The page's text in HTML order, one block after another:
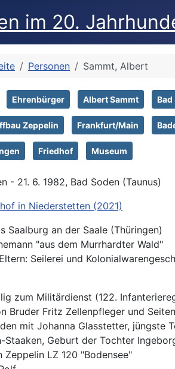
im 20.
Personen Sammt, Albert
Ehrenbürger Albert Sammt Bad
Zeppelin Frankfurt/Main
Friedhof Museum
- 21. 6. 1982, Bad Soden (Taunus)
in Niederstetten (2021)
Saalburg an der Saale (Thüringen)
"aus dem Murrhardter Wald"
Seilerei und
zum Militärdienst (122.
Bruder Fritz Zellenpfleger und
mit Johanna Glasstetter,
Staaken, Geburt der Tochter
Zeppelin LZ 120 "Bodensee"